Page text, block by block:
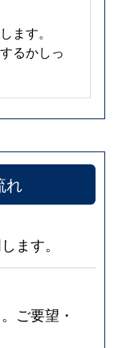
ます。
るかしっ
れ
ます。
ご要望・